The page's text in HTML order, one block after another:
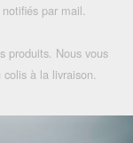
par mail.
produits. Nous vous
à la livraison.